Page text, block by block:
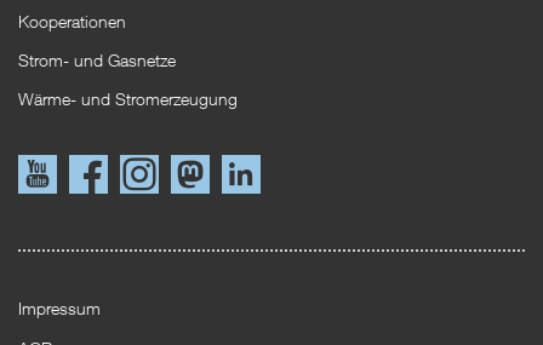
Kooperationen
Strom- und Gasnetze
Wärme- und Stromerzeugung
Link
YouTube
Link
Facebook
InstagramMastodonLinkedIn
Impressum